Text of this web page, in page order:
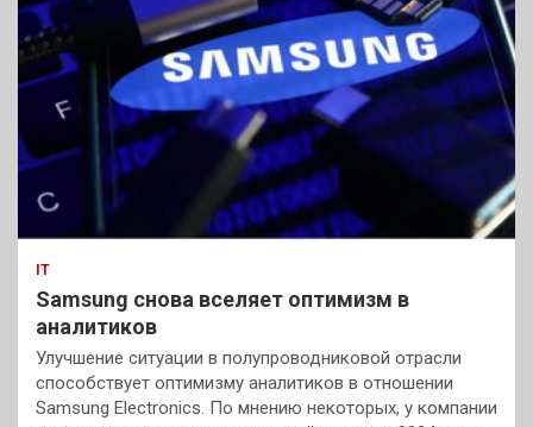
IT
Samsung снова вселяет оптимизм в
аналитиков
Улучшение ситуации в полупроводниковой отрасли
способствует оптимизму аналитиков в отношении
Samsung Electronics. По мнению некоторых, у компании